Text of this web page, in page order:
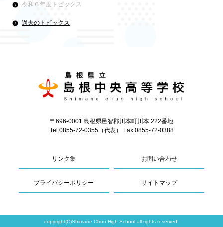
令和６年度トピックス
過去のトピックス
〒696-0001 島根県邑智郡川本町川本 222番地
Tel:0855-72-0355（代表） Fax:0855-72-0388
リンク集 お問い合わせ
プライバシーポリシー サイトマップ
copyright(C)Shimane Chuo High School.all rights reserved.